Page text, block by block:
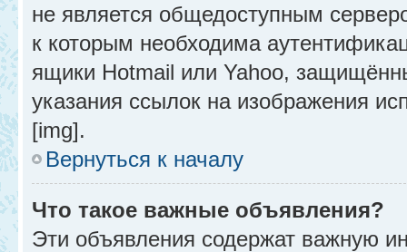
не является общедоступным
к которым необходима
ящики Hotmail или Yahoo,
указания ссылок на изображения
[img].
Вернуться к началу
Что такое важные объявления?
Эти объявления содержат важную